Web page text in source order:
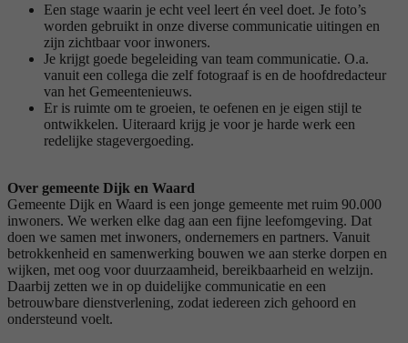
Een stage waarin je echt veel leert én veel doet. Je foto’s
worden gebruikt in onze diverse communicatie uitingen en
zijn zichtbaar voor inwoners.
Je krijgt goede begeleiding van team communicatie. O.a.
vanuit een collega die zelf fotograaf is en de hoofdredacteur
van het Gemeentenieuws.
Er is ruimte om te groeien, te oefenen en je eigen stijl te
ontwikkelen. Uiteraard krijg je voor je harde werk een
redelijke stagevergoeding.
Over gemeente Dijk en Waard
Gemeente Dijk en Waard is een jonge gemeente met ruim 90.000
inwoners. We werken elke dag aan een fijne leefomgeving. Dat
doen we samen met inwoners, ondernemers en partners. Vanuit
betrokkenheid en samenwerking bouwen we aan sterke dorpen en
wijken, met oog voor duurzaamheid, bereikbaarheid en welzijn.
Daarbij zetten we in op duidelijke communicatie en een
betrouwbare dienstverlening, zodat iedereen zich gehoord en
ondersteund voelt.